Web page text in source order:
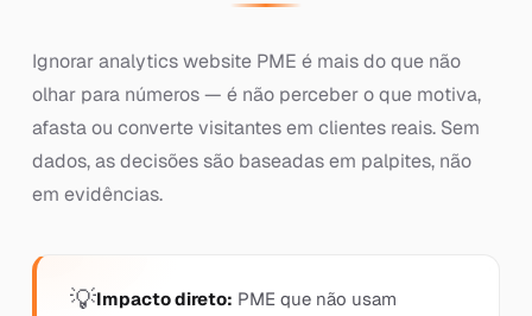
Ignorar analytics website PME é mais do que não
olhar para números — é não perceber o que motiva,
afasta ou converte visitantes em clientes reais. Sem
dados, as decisões são baseadas em palpites, não
em evidências.
Impacto direto: PME que não usam